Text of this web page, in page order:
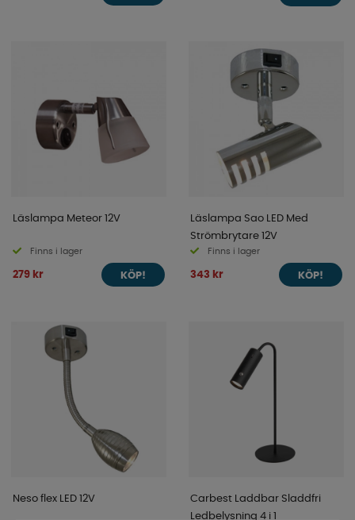
Läslampa Meteor 12V
Finns i lager
279 kr KÖP!
Läslampa Sao LED Med
Strömbrytare 12V
Finns i lager
343 kr KÖP!
Neso flex LED 12V
Carbest Laddbar Sladdfri
Ledbelysning 4 i 1